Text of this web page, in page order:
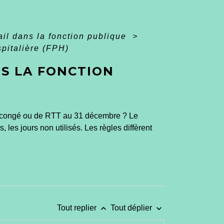
dans la fonction publique
>
(FPH)
LA FONCTION
ou de RTT au 31 décembre ? Le
les jours non utilisés. Les règles diffèrent
Tout replier keyboard_arrow_up Tout déplier keyboard_arrow_down